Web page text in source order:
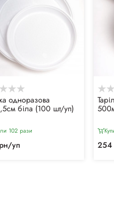
одноразова
біла (100 шт/уп)
102 рази
уп 254